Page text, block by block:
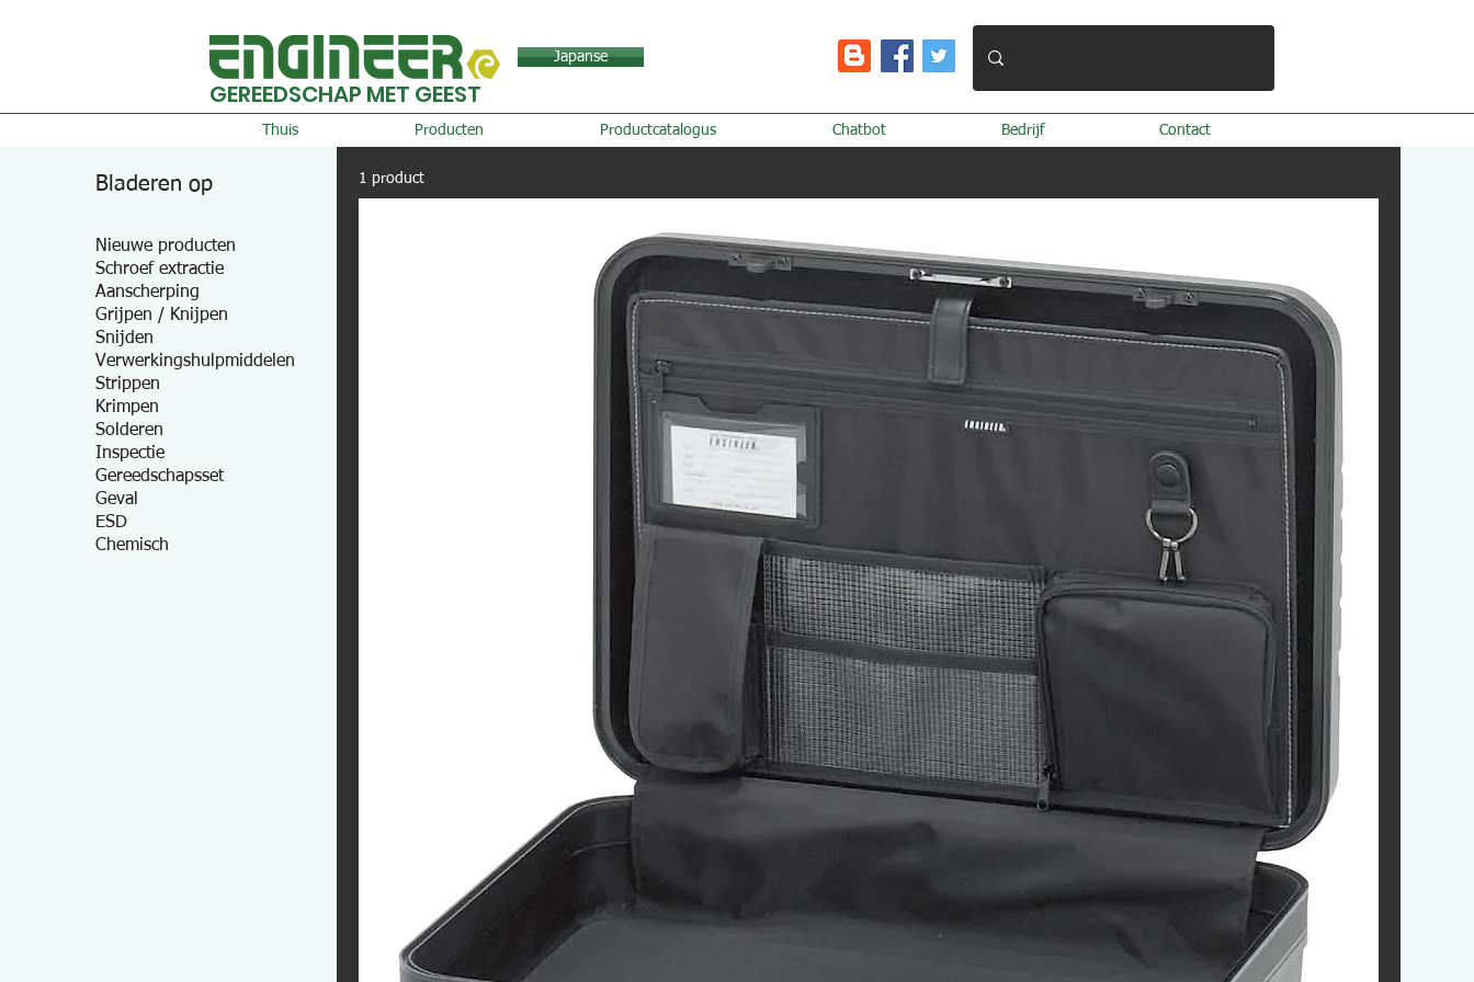
Japanse
GEREEDSCHAP MET GEEST
Thuis Producten Productcatalogus Chatbot Bedrijf Contact
Bladeren op
Nieuwe producten
Schroef extractie
Aanscherping
Grijpen / Knijpen
Snijden
Verwerkingshulpmiddelen
Strippen
Krimpen
Solderen
Inspectie
Gereedschapsset
Geval
ESD
Chemisch
1 product